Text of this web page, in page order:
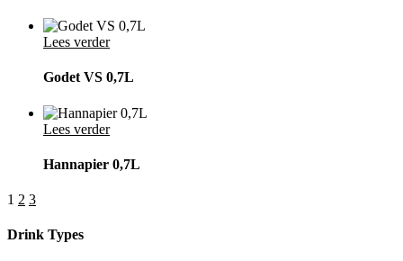
Lees verder
Godet VS 0,7L
Lees verder
Hannapier 0,7L
1 2 3
Drink Types